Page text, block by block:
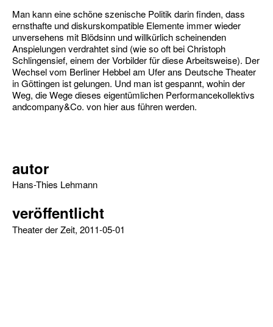
Man kann eine schöne szenische Politik da­rin finden, dass
ernsthafte und diskurskom­patible Elemente immer wieder
unversehens mit Blödsinn und willkürlich scheinenden
An­spielungen verdrahtet sind (wie so oft bei Christoph
Schlingensief, einem der Vorbilder für diese Arbeitsweise). Der
Wechsel vom Ber­liner Hebbel am Ufer ans Deutsche Theater
in Göttingen ist gelungen. Und man ist ge­spannt, wohin der
Weg, die Wege dieses ei­gentümlichen Performancekollektivs
and­company&Co. von hier aus führen werden.
autor
Hans-Thies Lehmann
veröffentlicht
Theater der Zeit, 2011-05-01